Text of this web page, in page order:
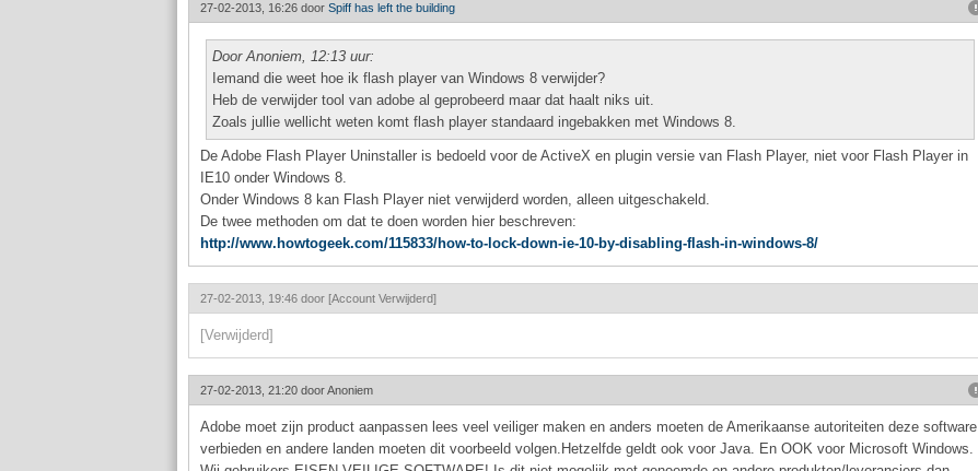
27-02-2013, 16:26 door Spiff has left the building
Door Anoniem, 12:13 uur:
Iemand die weet hoe ik flash player van Windows 8 verwijder?
Heb de verwijder tool van adobe al geprobeerd maar dat haalt niks uit.
Zoals jullie wellicht weten komt flash player standaard ingebakken met Windows 8.
De Adobe Flash Player Uninstaller is bedoeld voor de ActiveX en plugin versie van Flash Player, niet voor Flash Player in
IE10 onder Windows 8.
Onder Windows 8 kan Flash Player niet verwijderd worden, alleen uitgeschakeld.
De twee methoden om dat te doen worden hier beschreven:
http://www.howtogeek.com/115833/how-to-lock-down-ie-10-by-disabling-flash-in-windows-8/
27-02-2013, 19:46 door [Account Verwijderd]
[Verwijderd]
27-02-2013, 21:20 doorAnoniem
Adobe moet zijn product aanpassen lees veel veiliger maken en anders moeten de Amerikaanse autoriteiten deze software
verbieden en andere landen moeten dit voorbeeld volgen.Hetzelfde geldt ook voor Java. En OOK voor Microsoft Windows.